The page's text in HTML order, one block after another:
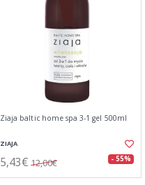
Ziaja baltic home spa 3-1 gel 500ml
ZIAJA
5,43€ 12,00€ - 55%